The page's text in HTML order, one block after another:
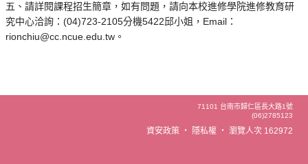
五、請詳閱課程招生簡章，如有問題，請向本校進修學院進修教育研
究中心洽詢：(04)723-2105分機5422邱小姐，Email：
rionchiu@cc.ncue.edu.tw。
71101 台南市歸仁區長大路1號
(06)2785123
資安政策 ‧ 隱私權 ‧ 瀏覽人次 162972